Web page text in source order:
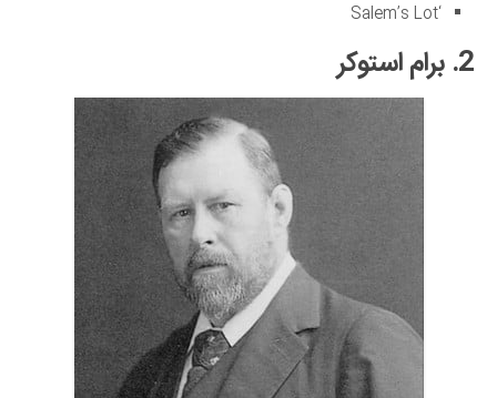
‘Salem’s Lot
2. برام استوکر